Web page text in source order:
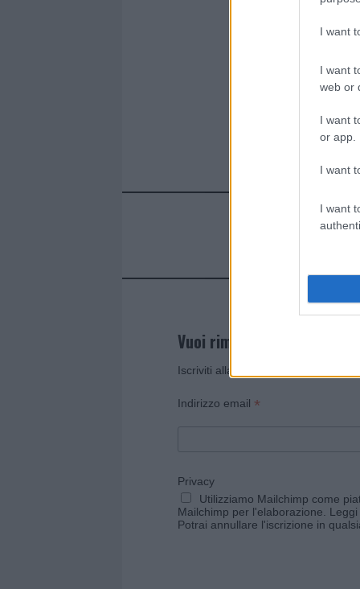
I want
I want
web or
I want
or app.
I want
I want
re
Vuoi rimanere sempre
Iscriviti alla newsletter di Gallura
Indirizzo email *
Privacy
Utilizziamo Mailchimp come
Mailchimp per l'elaborazione.
Potrai annullare l'iscrizione in